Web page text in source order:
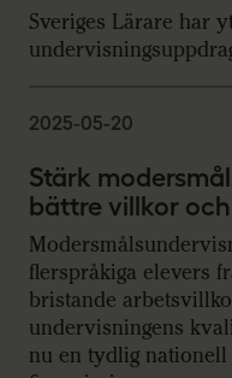
Sveriges Lärare har
Stärk
bättre villkor
2025-05-20
flerspråkiga elevers
bristande
undervisningens
nu en tydlig